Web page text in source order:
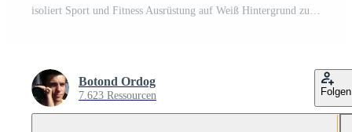
isoliert Sport und Fitness Ausrüstung auf Weiß Hintergrund zum Fitnessstudio, Übung, und Ausbildung Bedürfnisse Pro Foto
Botond Ordog
7.623 Ressourcen Folgen